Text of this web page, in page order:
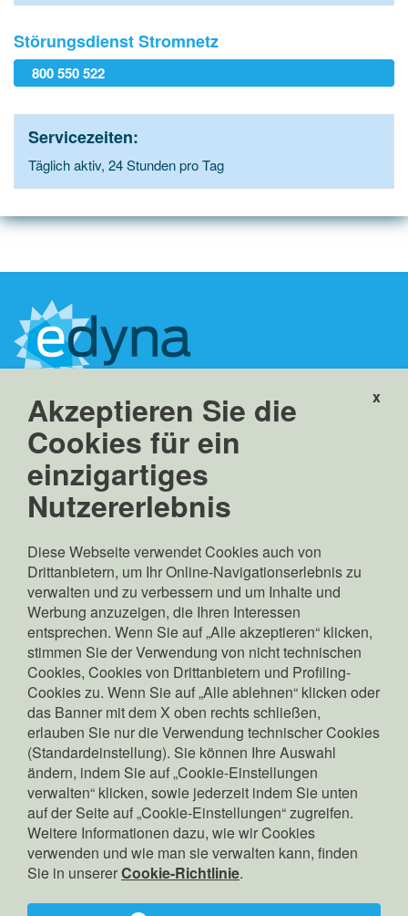
Störungsdienst Stromnetz
800 550 522
Servicezeiten:
Täglich aktiv, 24 Stunden pro Tag
Edyna GmbH
Linkes Eisackufer 45a
39100 Bozen, Italien
info(at)edyna.net
edyna(at)pec.edyna.net
MwSt.-, St.- und
Bozen: 02689370217
Gesellschaftskapital:
Euro 70.000.000,00 v.e.
Gesetzlicher Vertreter:
Pierpaolo Zamunaro
Copyright: © Edyna GmbH
Suche
Kontakt
Datenschutz
Cookies
Corporate Governance
Gestore indipendente
Barrierefreiheit
Akzeptieren Sie die
Cookies für ein
einzigartiges
Nutzererlebnis
Diese Webseite verwendet Cookies auch von
Drittanbietern, um Ihr Online-Navigationserlebnis zu
verwalten und zu verbessern und um Inhalte und
Werbung anzuzeigen, die Ihren Interessen
entsprechen. Wenn Sie auf „Alle akzeptieren“ klicken,
stimmen Sie der Verwendung von nicht technischen
Cookies, Cookies von Drittanbietern und Profiling-
Cookies zu. Wenn Sie auf „Alle ablehnen“ klicken oder
das Banner mit dem X oben rechts schließen,
erlauben Sie nur die Verwendung technischer Cookies
(Standardeinstellung). Sie können Ihre Auswahl
ändern, indem Sie auf „Cookie-Einstellungen
verwalten“ klicken, sowie jederzeit indem Sie unten
auf der Seite auf „Cookie-Einstellungen“ zugreifen.
Weitere Informationen dazu, wie wir Cookies
verwenden und wie man sie verwalten kann, finden
Sie in unsererCookie-Richtlinie.
x